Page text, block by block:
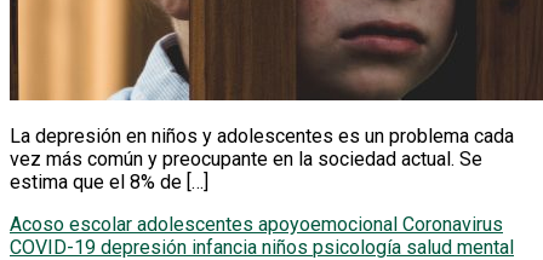
La depresión en niños y adolescentes es un problema cada
vez más común y preocupante en la sociedad actual. Se
estima que el 8% de […]
Acoso escolar adolescentes apoyoemocional Coronavirus
COVID-19 depresión infancia niños psicología salud mental